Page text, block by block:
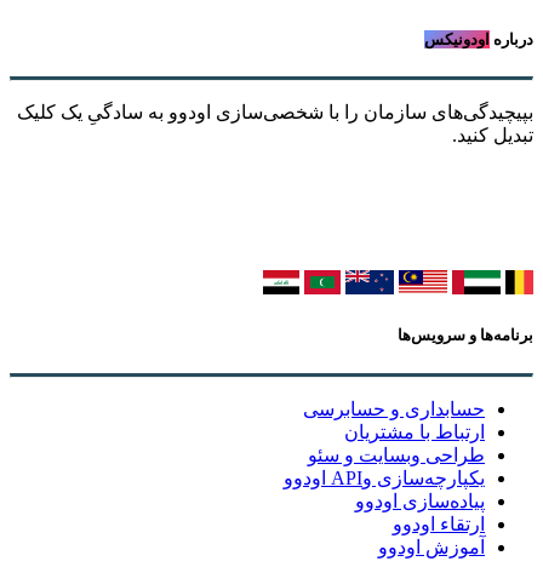
درباره اودونیکس
بپیچیدگی‌های سازمان را با شخصی‌سازی اودوو به سادگیِ یک کلیک
تبدیل کنید.
برنامه‌ها و سرویس‌ها
حسابداری و حسابرسی
ارتباط با مشتریان
طراحی وبسایت و سئو
یکپارچه‌سازی وAPI اودوو
پیاده‌سازی اودوو
ارتقاء اودوو
آموزش اودوو